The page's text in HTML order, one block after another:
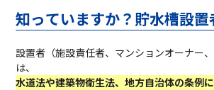
知っていますか？貯水槽設置
設置者（施設責任者、マンションオーナー、
は、
水道法や建築物衛生法、地方自治体の条例